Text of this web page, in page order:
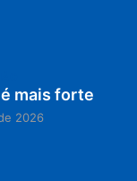
é mais forte
2026